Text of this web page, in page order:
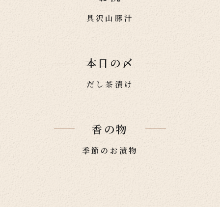
具沢山豚汁
本日の〆
だし茶漬け
香の物
季節のお漬物